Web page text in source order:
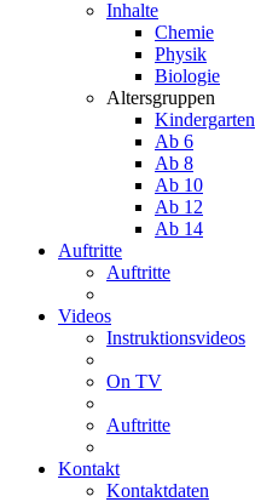
Inhalte
Chemie
Physik
Biologie
Altersgruppen
Kindergarten
Ab 6
Ab 8
Ab 10
Ab 12
Ab 14
Auftritte
Auftritte
Videos
Instruktionsvideos
On TV
Auftritte
Kontakt
Kontaktdaten